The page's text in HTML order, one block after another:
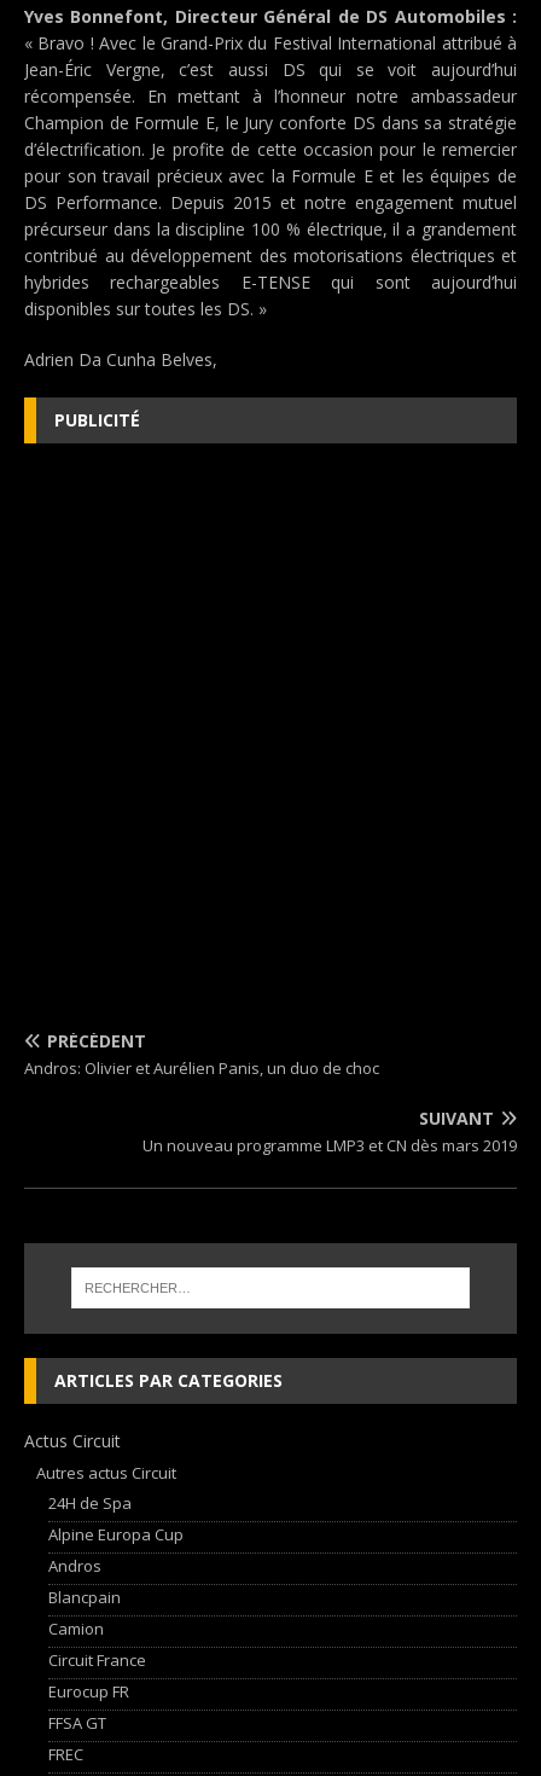
Yves Bonnefont, Directeur Général de DS Automobiles :
« Bravo ! Avec le Grand-Prix du Festival International attribué à
Jean-Éric Vergne, c’est aussi DS qui se voit aujourd’hui
récompensée. En mettant à l’honneur notre ambassadeur
Champion de Formule E, le Jury conforte DS dans sa stratégie
d’électrification. Je profite de cette occasion pour le remercier
pour son travail précieux avec la Formule E et les équipes de
DS Performance. Depuis 2015 et notre engagement mutuel
précurseur dans la discipline 100 % électrique, il a grandement
contribué au développement des motorisations électriques et
hybrides rechargeables E-TENSE qui sont aujourd’hui
disponibles sur toutes les DS. »
Adrien Da Cunha Belves,
PUBLICITÉ
PRÉCÉDENT
Andros: Olivier et Aurélien Panis, un duo de choc
SUIVANT
Un nouveau programme LMP3 et CN dès mars 2019
ARTICLES PAR CATEGORIES
Actus Circuit
Autres actus Circuit
24H de Spa
Alpine Europa Cup
Andros
Blancpain
Camion
Circuit France
Eurocup FR
FFSA GT
FREC